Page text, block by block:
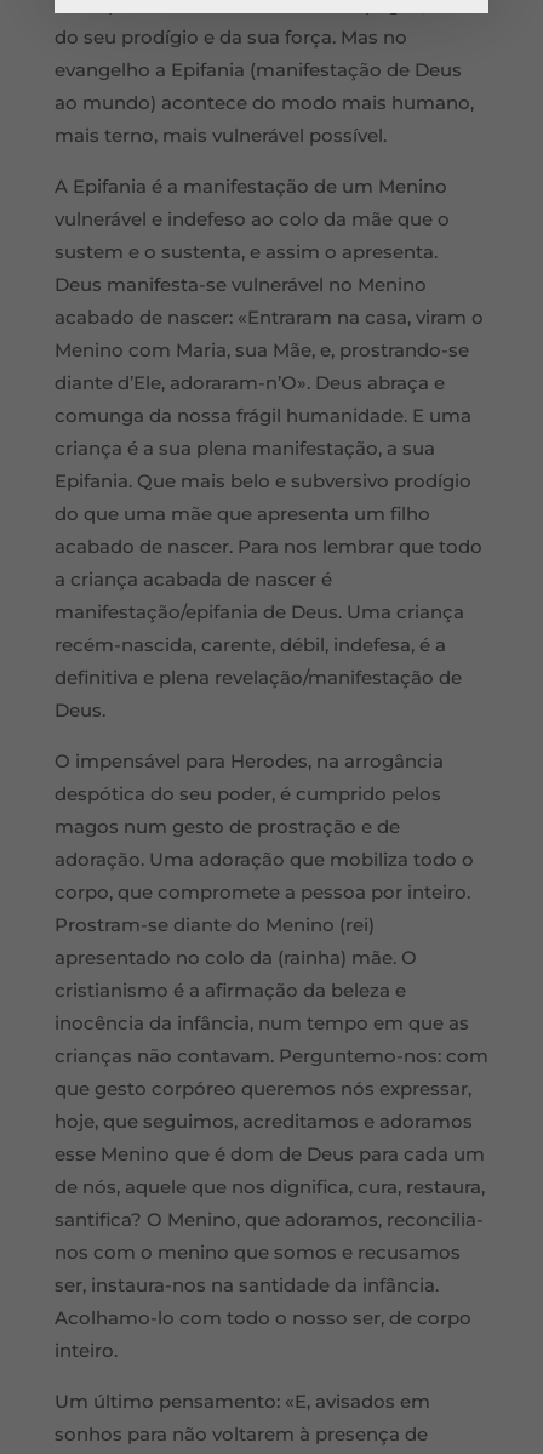
do seu prodígio e da sua força. Mas no
evangelho a Epifania (manifestação de Deus
ao mundo) acontece do modo mais humano,
mais terno, mais vulnerável possível.
A Epifania é a manifestação de um Menino
vulnerável e indefeso ao colo da mãe que o
sustem e o sustenta, e assim o apresenta.
Deus manifesta-se vulnerável no Menino
acabado de nascer: «Entraram na casa, viram o
Menino com Maria, sua Mãe, e, prostrando-se
diante d’Ele, adoraram-n’O». Deus abraça e
comunga da nossa frágil humanidade. E uma
criança é a sua plena manifestação, a sua
Epifania. Que mais belo e subversivo prodígio
do que uma mãe que apresenta um filho
acabado de nascer. Para nos lembrar que todo
a criança acabada de nascer é
manifestação/epifania de Deus. Uma criança
recém-nascida, carente, débil, indefesa, é a
definitiva e plena revelação/manifestação de
Deus.
O impensável para Herodes, na arrogância
despótica do seu poder, é cumprido pelos
magos num gesto de prostração e de
adoração. Uma adoração que mobiliza todo o
corpo, que compromete a pessoa por inteiro.
Prostram-se diante do Menino (rei)
apresentado no colo da (rainha) mãe. O
cristianismo é a afirmação da beleza e
inocência da infância, num tempo em que as
crianças não contavam. Perguntemo-nos: com
que gesto corpóreo queremos nós expressar,
hoje, que seguimos, acreditamos e adoramos
esse Menino que é dom de Deus para cada um
de nós, aquele que nos dignifica, cura, restaura,
santifica? O Menino, que adoramos, reconcilia-
nos com o menino que somos e recusamos
ser, instaura-nos na santidade da infância.
Acolhamo-lo com todo o nosso ser, de corpo
inteiro.
Um último pensamento: «E, avisados em
sonhos para não voltarem à presença de